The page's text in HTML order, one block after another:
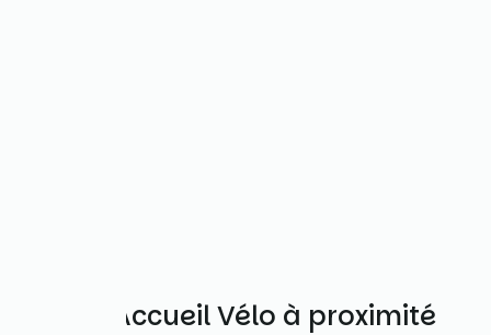
Autres Accueil Vélo à proximité